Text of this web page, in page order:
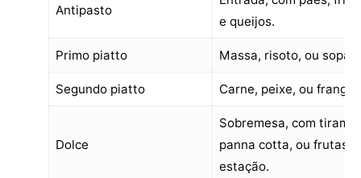
Antipasto
e queijos.
Primo piatto Massa, risoto, ou sopa.
Segundo piatto Carne, peixe, ou frango.
Dolce
Sobremesa, com
panna cotta, ou frutas
estação.